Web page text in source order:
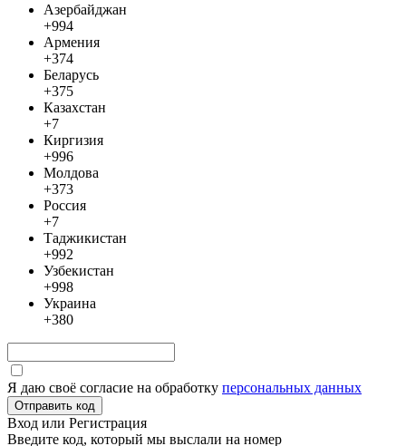
Азербайджан
+994
Армения
+374
Беларусь
+375
Казахстан
+7
Киргизия
+996
Молдова
+373
Россия
+7
Таджикистан
+992
Узбекистан
+998
Украина
+380
Я даю своё согласие на обработку персональных данных
Отправить код
Вход или Регистрация
Введите код, который мы выслали на номер